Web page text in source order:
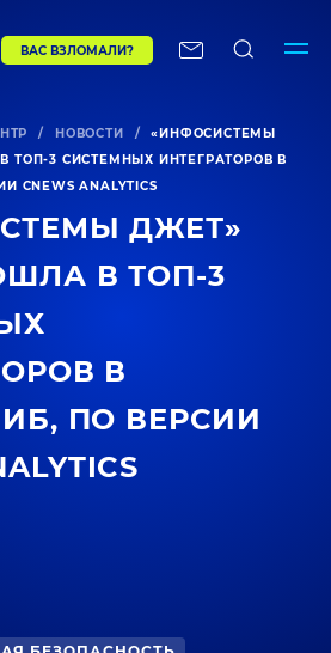
ВАС ВЗЛОМАЛИ?
/ НОВОСТИ /
«ИНФОСИСТЕМЫ
ТОП-3 СИСТЕМНЫХ ИНТЕГРАТОРОВ В
ANALYTICS
ДЖЕТ»
В ТОП-3
В
ПО ВЕРСИИ